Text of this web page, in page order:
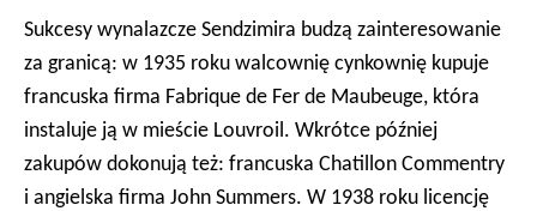
Sukcesy wynalazcze Sendzimira budzą zainteresowanie
za granicą: w 1935 roku walcownię cynkownię kupuje
francuska firma Fabrique de Fer de Maubeuge, która
instaluje ją w mieście Louvroil. Wkrótce później
zakupów dokonują też: francuska Chatillon Commentry
i angielska firma John Summers. W 1938 roku licencję